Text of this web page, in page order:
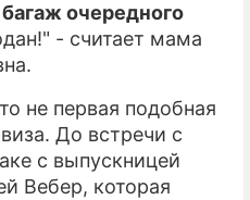
очередного
- считает мама
не первая подобная
До встречи с
с выпускницей
Вебер, которая